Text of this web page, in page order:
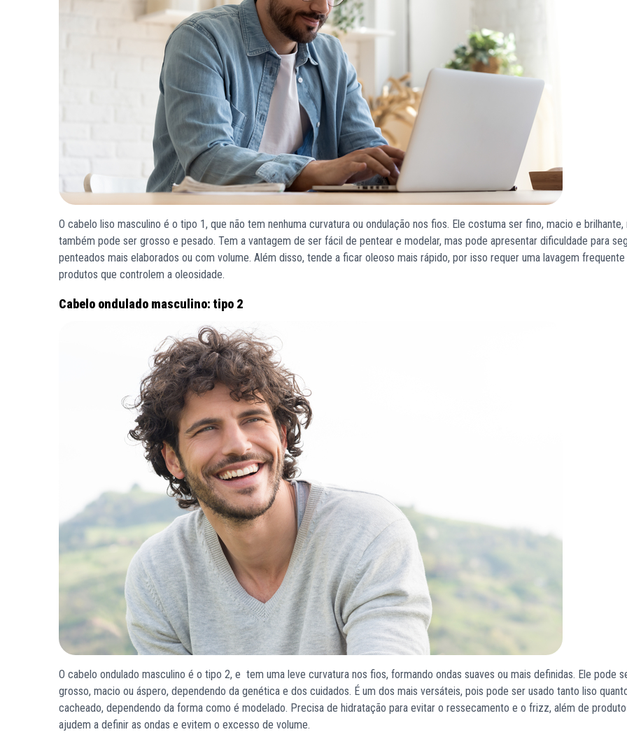
O cabelo liso masculino é o tipo 1, que não tem nenhuma curvatura ou ondulação nos fios. Ele costuma ser fino, macio e brilhante,
também pode ser grosso e pesado. Tem a vantagem de ser fácil de pentear e modelar, mas pode apresentar dificuldade para
penteados mais elaborados ou com volume. Além disso, tende a ficar oleoso mais rápido, por isso requer uma lavagem
produtos que controlem a oleosidade.
Cabelo ondulado masculino: tipo 2
O cabelo ondulado masculino é o tipo 2, e tem uma leve curvatura nos fios, formando ondas suaves ou mais definidas. Ele pode
grosso, macio ou áspero, dependendo da genética e dos cuidados. É um dos mais versáteis, pois pode ser usado tanto liso
cacheado, dependendo da forma como é modelado. Precisa de hidratação para evitar o ressecamento e o frizz, além de
ajudem a definir as ondas e evitem o excesso de volume.